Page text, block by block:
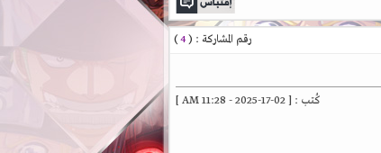
رقم المشاركة : (4
)
كُتب : [ 02-17-2025 - 11:28 AM ]